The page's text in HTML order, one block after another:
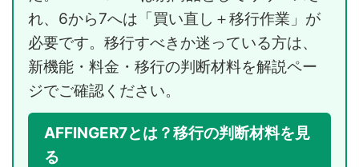
れ、6から7へは「買い直し＋移行作業」が
必要です。移行すべきか迷っている方は、
新機能・料金・移行の判断材料を解説ペー
ジでご確認ください。
AFFINGER7とは？移行の判断材料を見
る